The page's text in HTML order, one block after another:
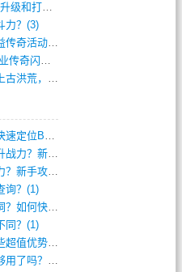
寻找WOO传奇私服，有什么快速升级和打宝(864)
力？(3)
如何正确使用特殊戒指来进行公益传奇活动？(10)
单职业打金传奇(重塑经典，单职业传奇闪耀(10)
仗剑问仙途，仙罡神器传：探索上古洪荒，揭(813)
龙渊版本地图坐标全解析，如何快速定位BO(3)
逆天单职业微端传奇如何快速提升战力？新手(2)
红月传说战神版如何快速提升战力？新手攻略(2)
询？(1)
逆水寒单职业存在哪些可利用漏洞？如何快速(1)
同？(1)
一键元宝完成任务究竟能带来哪些超值优势？(0)
一个特戒对传奇玩家来说真的就够用了吗？(0)